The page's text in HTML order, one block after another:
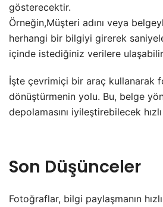
gösterecektir.
Örneğin,Müşteri adını veya
herhangi bir bilgiyi girerek
içinde istediğiniz verilere
İşte çevrimiçi bir araç kullanarak
dönüştürmenin yolu. Bu, belge
depolamasını iyileştirebilecek
Son Düşünceler
Fotoğraflar, bilgi paylaşmanın